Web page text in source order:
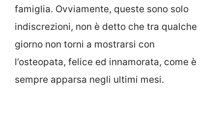
famiglia. Ovviamente, queste sono solo
indiscrezioni, non è detto che tra qualche
giorno non torni a mostrarsi con
l’osteopata, felice ed innamorata, come è
sempre apparsa negli ultimi mesi.